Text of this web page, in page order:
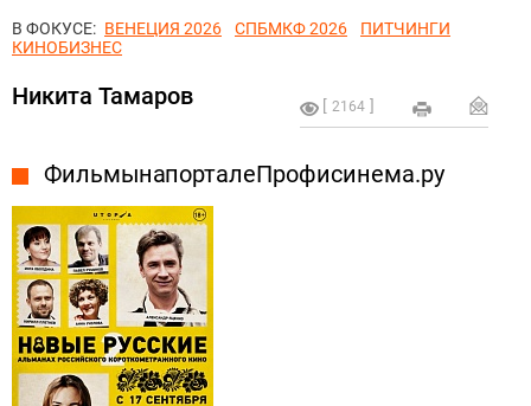
В ФОКУСЕ: ВЕНЕЦИЯ 2026 СПБМКФ 2026
ПИТЧИНГИ
КИНОБИЗНЕС
2164
Никита Тамаров
Фильмы на портале Профисинема.ру